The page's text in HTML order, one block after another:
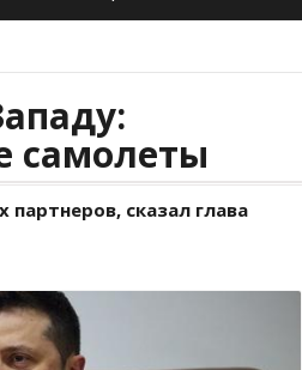
самолеты
сказал глава